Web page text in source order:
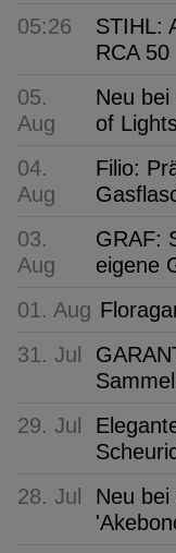
05:26
STIHL:
RCA 50
05.
Aug
Neu
of
04.
Aug
Filio:
03.
Aug
GRAF:
eigene
01. Aug
31. Jul
29. Jul
28. Jul
Neu